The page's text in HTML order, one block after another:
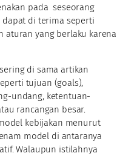
pada seseorang
dapat di terima seperti
aturan yang berlaku karena
di sama artikan
tujuan (goals),
undang, ketentuan-
rancangan besar.
kebijakan menurut
model di antaranya
Walaupun istilahnya